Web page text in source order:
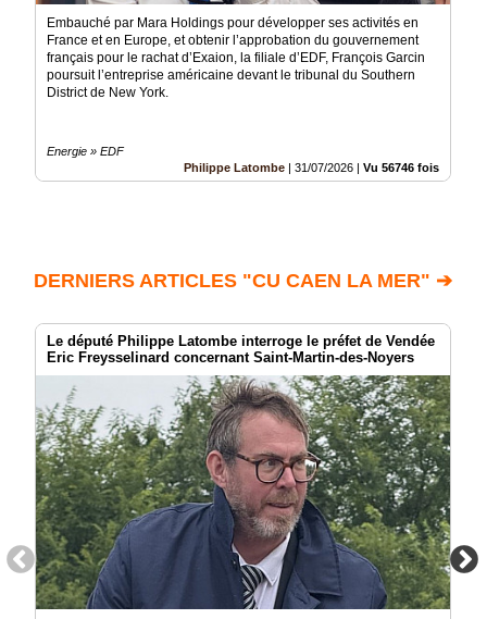
Embauché par Mara Holdings pour développer ses activités en
France et en Europe, et obtenir l’approbation du gouvernement
français pour le rachat d’Exaion, la filiale d’EDF, François Garcin
poursuit l’entreprise américaine devant le tribunal du Southern
District de New York.
Energie » EDF
Philippe Latombe | 31/07/2026 | Vu 56746 fois
DERNIERS ARTICLES "CU CAEN LA MER" ➔
Le député Philippe Latombe interroge le préfet de Vendée
Eric Freysselinard concernant Saint-Martin-des-Noyers